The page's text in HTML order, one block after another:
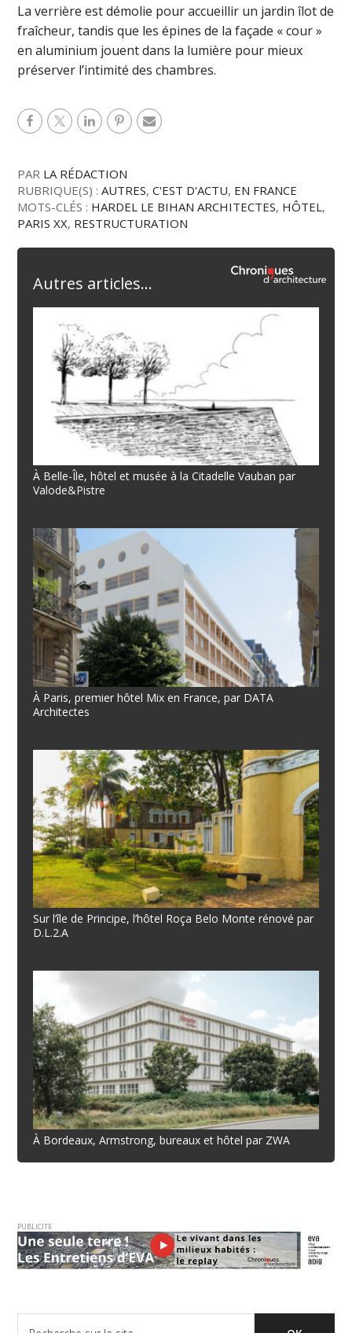
La verrière est démolie pour accueillir un jardin îlot de
fraîcheur, tandis que les épines de la façade « cour »
en aluminium jouent dans la lumière pour mieux
préserver l’intimité des chambres.
PAR LA RÉDACTION
RUBRIQUE(S) :AUTRES,C'EST D'ACTU, EN FRANCE
MOTS-CLÉS : HARDEL LE BIHAN ARCHITECTES, HÔTEL ,
PARIS XX, RESTRUCTURATION
Autres articles...
À Belle-Île, hôtel et musée à la Citadelle Vauban par
Valode&Pistre
À Paris, premier hôtel Mix en France, par DATA
Architectes
Sur l’île de Principe, l’hôtel Roça Belo Monte rénové par
D.L.2.A
À Bordeaux, Armstrong, bureaux et hôtel par ZWA
PUBLICITE